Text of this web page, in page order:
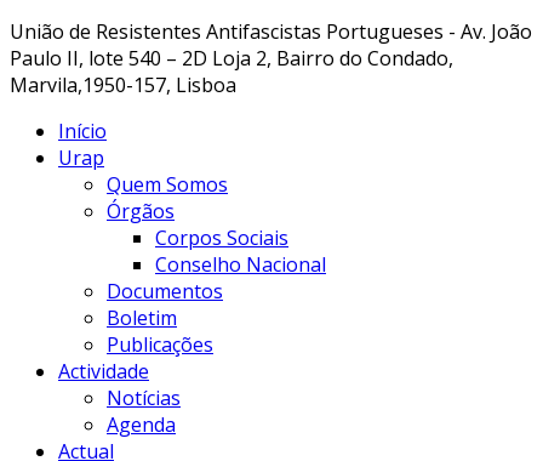
União de Resistentes Antifascistas Portugueses - Av. João
Paulo II, lote 540 – 2D Loja 2, Bairro do Condado,
Marvila,1950-157, Lisboa
Início
Urap
Quem Somos
Órgãos
Corpos Sociais
Conselho Nacional
Documentos
Boletim
Publicações
Actividade
Notícias
Agenda
Actual